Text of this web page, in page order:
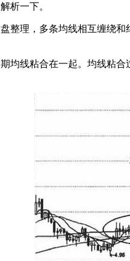
析一下。
理，多条均线相互缠绕和
线粘合在一起。均线粘合